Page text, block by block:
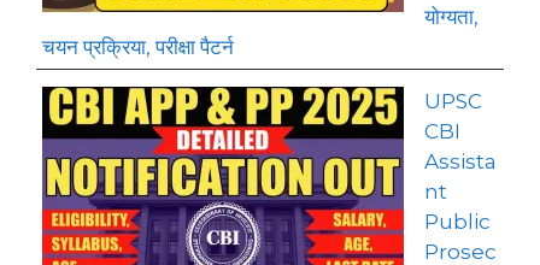
योग्यता,
चयन प्रक्रिया, परीक्षा पैटर्न
UPSC
CBI
Assista
nt
Public
Prosec